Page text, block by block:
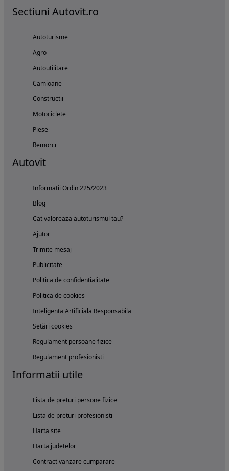
Sectiuni Autovit.ro
Autoturisme
Agro
Autoutilitare
Camioane
Constructii
Motociclete
Piese
Remorci
Autovit
Informatii Ordin 225/2023
Blog
Cat valoreaza autoturismul tau?
Ajutor
Trimite mesaj
Publicitate
Politica de confidentialitate
Politica de cookies
Inteligenta Artificiala Responsabila
Setări cookies
Regulament persoane fizice
Regulament profesionisti
Informatii utile
Lista de preturi persone fizice
Lista de preturi profesionisti
Harta site
Harta judetelor
Contract vanzare cumparare